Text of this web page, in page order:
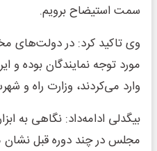
سمت استیضاح برویم.
وی تاکید کرد: در دولت‌های
مورد توجه نمایندگان بوده و
وارد می‌کردند، وزارت راه و
بیگدلی ادامه‌داد: نگاهی به
مجلس در چند دوره قبل نشان